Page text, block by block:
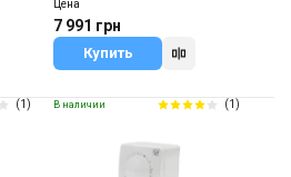
Цена
7 991 грн
Купить
(1) В наличии (1)